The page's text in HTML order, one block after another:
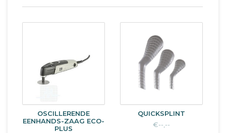
OSCILLERENDE
EENHANDS-ZAAG ECO-
PLUS
QUICKSPLINT
€--,--